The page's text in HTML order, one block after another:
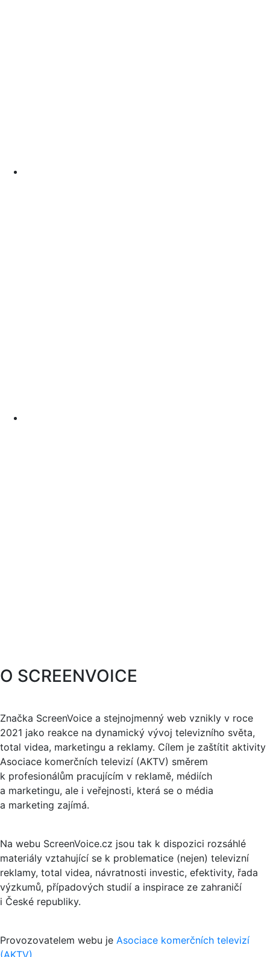
O SCREENVOICE
Značka ScreenVoice a stejnojmenný web vznikly v roce
2021 jako reakce na dynamický vývoj televizního světa,
total videa, marketingu a reklamy. Cílem je zaštítit aktivity
Asociace komerčních televizí (AKTV) směrem
k profesionálům pracujícím v reklamě, médiích
a marketingu, ale i veřejnosti, která se o média
a marketing zajímá.
Na webu ScreenVoice.cz jsou tak k dispozici rozsáhlé
materiály vztahující se k problematice (nejen) televizní
reklamy, total videa, návratnosti investic, efektivity, řada
výzkumů, případových studií a inspirace ze zahraničí
i České republiky.
Provozovatelem webu je Asociace komerčních televizí